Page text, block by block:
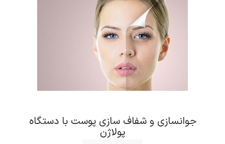
جوانسازی و شفاف سازی پوست با دستگاه
پولاژن